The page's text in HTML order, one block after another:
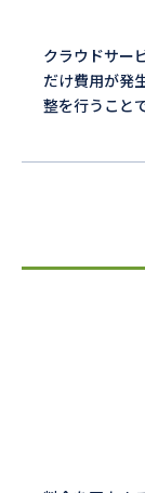
クラウドサー
だけ費用が発
整を行うこと